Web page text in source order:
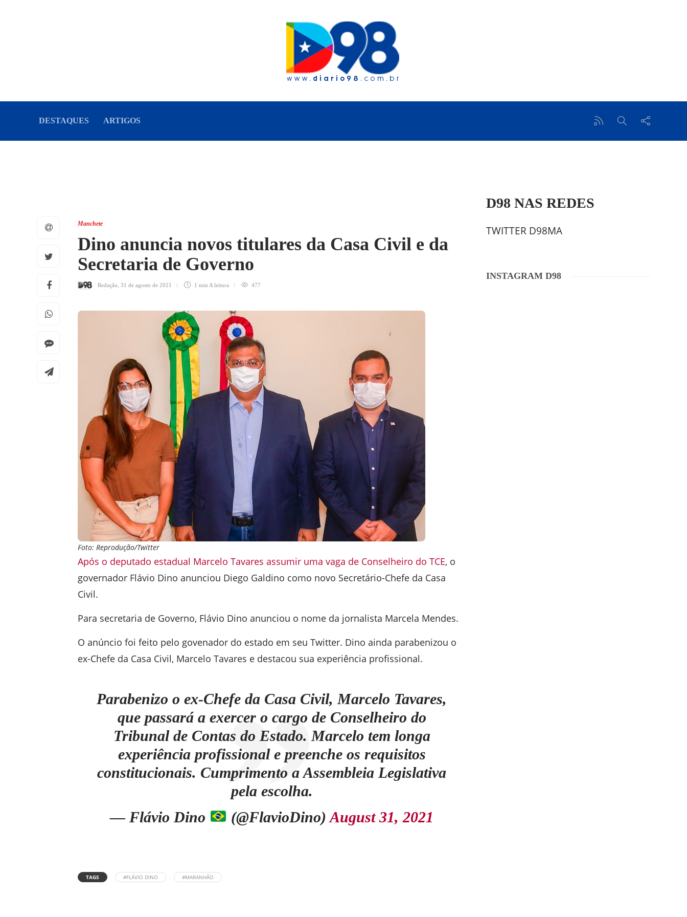
DESTAQUES ARTIGOS
Manchete
Dino anuncia novos titulares da Casa Civil e da
Secretaria de Governo
Redação 31 de agosto de 2021 1 min A leitura 477
Foto: Reprodução/Twitter
Após o deputado estadual Marcelo Tavares assumir uma vaga de Conselheiro do TCE, o
governador Flávio Dino anunciou Diego Galdino como novo Secretário-Chefe da Casa
Civil.
Para secretaria de Governo, Flávio Dino anunciou o nome da jornalista Marcela Mendes.
O anúncio foi feito pelo govenador do estado em seu Twitter. Dino ainda parabenizou o
ex-Chefe da Casa Civil, Marcelo Tavares e destacou sua experiência profissional.
Parabenizo o ex-Chefe da Casa Civil, Marcelo Tavares,
que passará a exercer o cargo de Conselheiro do
Tribunal de Contas do Estado. Marcelo tem longa
experiência profissional e preenche os requisitos
constitucionais. Cumprimento a Assembleia Legislativa
pela escolha.
— Flávio Dino
(@FlavioDino)August 31, 2021
TAGS #FLÁVIO DINO #MARANHÃO
D98 NAS REDES
TWITTER D98MA
INSTAGRAM D98